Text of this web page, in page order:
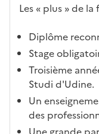
Les « plus » de
Diplôme
Stage
Troisième
Studi d'Udine.
Un
des